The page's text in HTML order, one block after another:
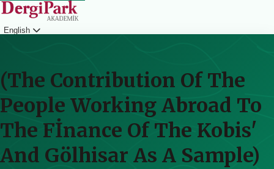
English
(The Contribution Of The
People Working Abroad To
The Fİnance Of The Kobis'
And Gölhisar As A Sample)